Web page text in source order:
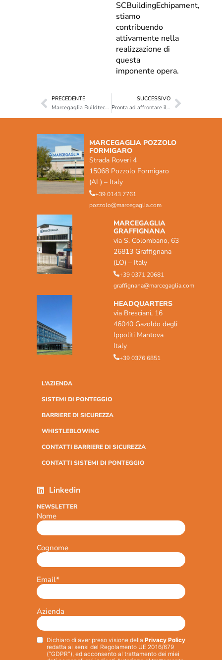
SCBuildingEchipament,
stiamo
contribuendo
attivamente nella
realizzazione di
questa
imponente opera.
PRECEDENTE
Marcegaglia Buildtech è pronta a fornire le barriere di sicurezza stradali in Qatar
SUCCESSIVO
Pronta ad affrontare il mercato russo, Marcegaglia Buildtech è il partner giusto per la sicurezza stradale in qualsiasi parte del mondo.
MARCEGAGLIA POZZOLO
FORMIGARO
Strada Roveri 4
15068 Pozzolo Formigaro
(AL) – Italy
+39 0143 7761
pozzolo@marcegaglia.com
MARCEGAGLIA
GRAFFIGNANA
via S. Colombano, 63
26813 Graffignana
(LO) – Italy
+39 0371 20681
graffignana@marcegaglia.com
HEADQUARTERS
via Bresciani, 16
46040 Gazoldo degli
Ippoliti Mantova
Italy
+39 0376 6851
L’AZIENDA
SISTEMI DI PONTEGGIO
BARRIERE DI SICUREZZA
WHISTLEBLOWING
CONTATTI BARRIERE DI SICUREZZA
CONTATTI SISTEMI DI PONTEGGIO
Linkedin
NEWSLETTER
Nome
Cognome
Email*
Azienda
Privacy*
Dichiaro di aver preso visione della Privacy Policy
redatta ai sensi del Regolamento UE 2016/679
(“GDPR”), ed acconsento al trattamento dei miei